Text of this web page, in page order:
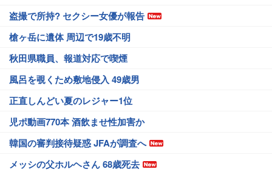
盗撮で所持? セクシー女優が報告
槍ヶ岳に遺体 周辺で19歳不明
秋田県職員、報道対応で喫煙
風呂を覗くため敷地侵入 49歳男
正直しんどい夏のレジャー1位
児ポ動画770本 酒飲ませ性加害か
韓国の審判接待疑惑 JFAが調査へ
メッシの父ホルヘさん 68歳死去